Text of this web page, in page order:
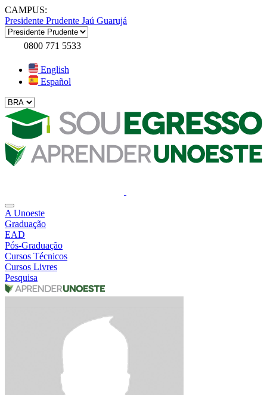
CAMPUS:
Presidente Prudente Jaú Guarujá
0800 771 5533
English
Español
A Unoeste
Graduação
EAD
Pós-Graduação
Cursos Técnicos
Cursos Livres
Pesquisa